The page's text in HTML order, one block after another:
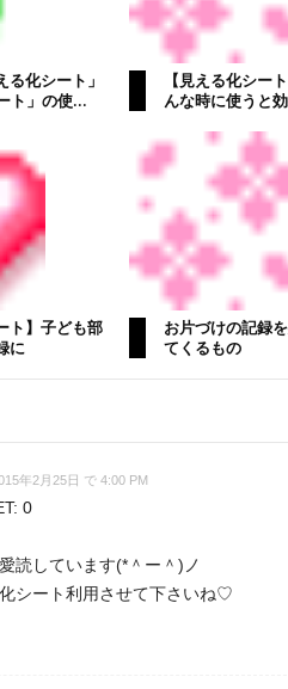
る化シート」
ト」の使...
【見える化シー
んな時に使うと
ト】子ども部
に
お片づけの記録
てくるもの
年2月25日 で 4:00 PM
0
読しています(*＾ー＾)ノ
シート利用させて下さいね♡